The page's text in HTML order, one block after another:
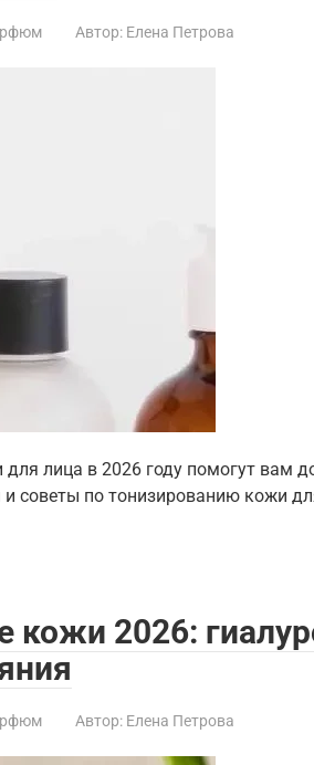
Автор: Елена Петрова
для лица в 2026 году помогут вам
и советы по тонизированию кожи
кожи 2026:
Автор: Елена Петрова